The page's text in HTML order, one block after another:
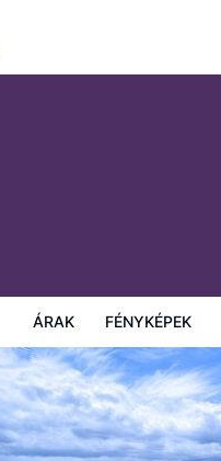
ÁRAK FÉNYKÉPEK
Banyan